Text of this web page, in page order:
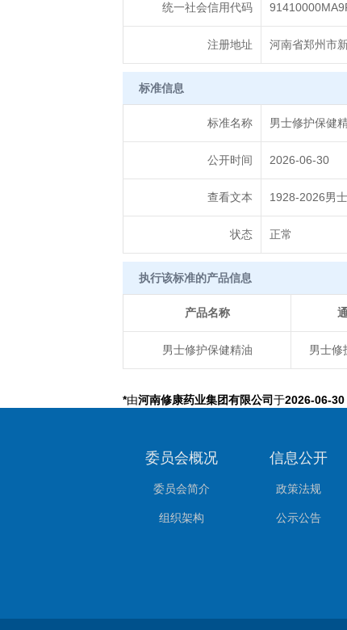
统一社会信用代码
注册地址 河南省郑州市
标准信息
标准名称 男士修护保健
公开时间 2026-06-30
查看文本 1928-2026男
状态 正常
执行该标准的产品信息
产品名称
男士修护保健精油 男士修
*由河南修康药业集团有限公司于2026-06-
委员会概况
委员会简介
组织架构
信息公开
政策法规
公示公告